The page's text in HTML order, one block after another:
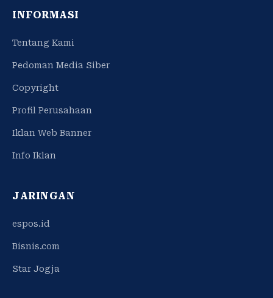
INFORMASI
Tentang Kami
Pedoman Media Siber
Copyright
Profil Perusahaan
Iklan Web Banner
Info Iklan
JARINGAN
espos.id
Bisnis.com
Star Jogja